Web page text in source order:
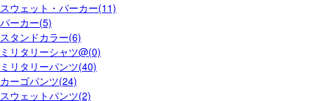
スウェット・パーカー(11)
パーカー(5)
スタンドカラー(6)
ミリタリーシャツ@(0)
ミリタリーパンツ(40)
カーゴパンツ(24)
スウェットパンツ(2)